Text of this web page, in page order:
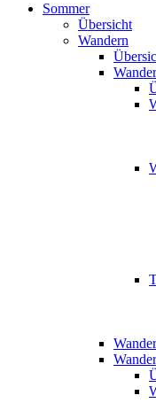
Sommer
Übersicht
Wandern